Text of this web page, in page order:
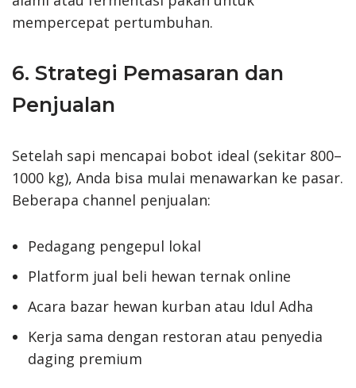
mempercepat pertumbuhan.
6. Strategi Pemasaran dan
Penjualan
Setelah sapi mencapai bobot ideal (sekitar 800–
1000 kg), Anda bisa mulai menawarkan ke pasar.
Beberapa channel penjualan:
Pedagang pengepul lokal
Platform jual beli hewan ternak online
Acara bazar hewan kurban atau Idul Adha
Kerja sama dengan restoran atau penyedia
daging premium